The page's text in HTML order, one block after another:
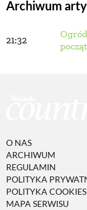
Archiwum
21:32
O NAS
ARCHIWUM
REGULAMIN
POLITYKA
POLITYKA COOKIES
MAPA SERWISU